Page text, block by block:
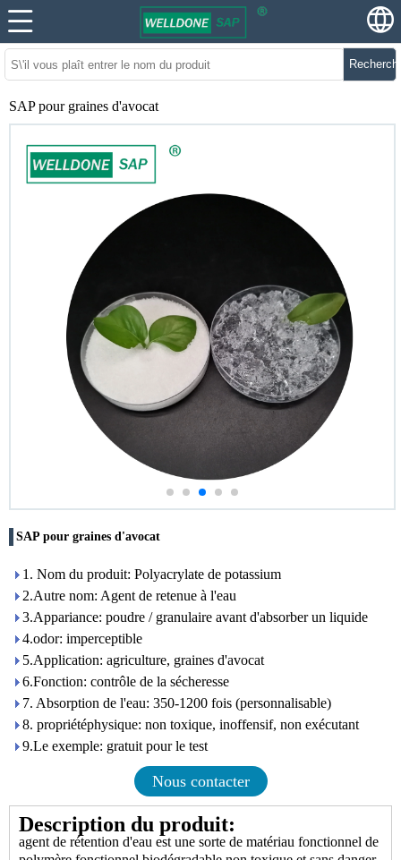
SAP pour graines d'avocat
SAP pour graines d'avocat
1. Nom du produit: Polyacrylate de potassium
2.Autre nom: Agent de retenue à l'eau
3.Appariance: poudre / granulaire avant d'absorber un liquide
4.odor: imperceptible
5.Application: agriculture, graines d'avocat
6.Fonction: contrôle de la sécheresse
7. Absorption de l'eau: 350-1200 fois (personnalisable)
8. propriétéphysique: non toxique, inoffensif, non exécutant
9.Le exemple: gratuit pour le test
Nous contacter
Description du produit:
agent de rétention d'eau est une sorte de matériau fonctionnel de